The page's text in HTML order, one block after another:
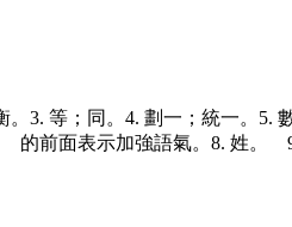
3. 等；同。 4. 劃一；統一。 5.
的前面表示加強語氣。 8. 姓。